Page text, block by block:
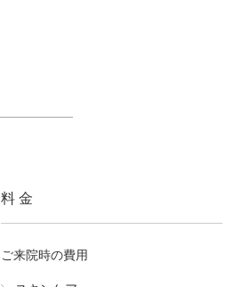
料 金
ご来院時の費用